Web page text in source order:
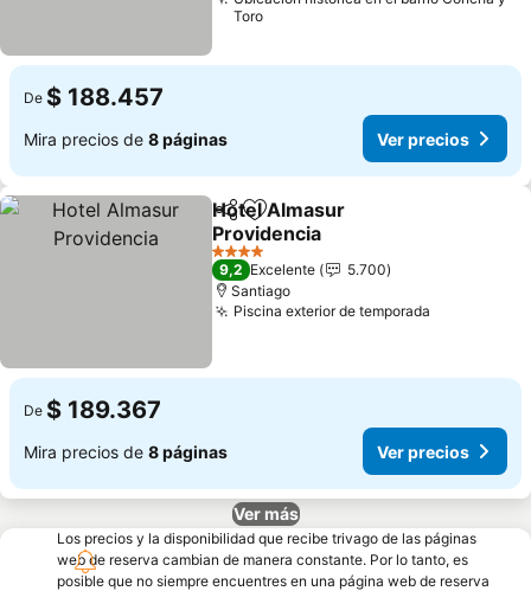
Toro
De $ 188.457
Mira precios de 8 páginas Ver precios
CompartirAgregar a favoritos
Hotel Almasur
Providencia
4 Estrellas
9,2 Excelente
5.700
Santiago
Piscina exterior de temporada
De $ 189.367
Mira precios de 8 páginas Ver precios
Ver más
Los precios y la disponibilidad que recibe trivago de las páginas
web de reserva cambian de manera constante. Por lo tanto, es
posible que no siempre encuentres en una página web de reserva